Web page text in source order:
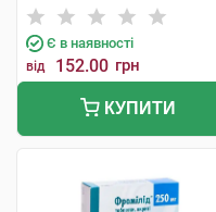
Є в наявності
від 152.00 грн
КУПИТИ